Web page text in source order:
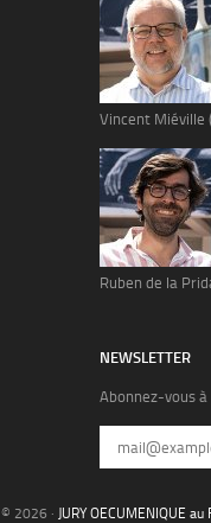
Vincent Miéville
Ruben de la
NEWSLETTER
Abonnez-vous
© 2026 · JURY OECUMENIQUE